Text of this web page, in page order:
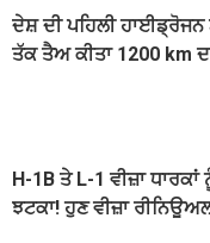
ਦੇਸ਼ ਦੀ ਪਹਿਲੀ
ਤੱਕ ਤੈਅ ਕੀਤਾ 1200 km
H-1B ਤੇ L-1 ਵੀਜ਼ਾ ਧਾਰਕਾਂ
ਝਟਕਾ! ਹੁਣ ਵੀਜ਼ਾ